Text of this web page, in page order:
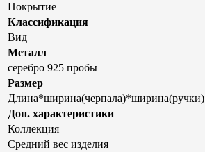
Покрытие
Классификация
Вид
Металл
серебро 925 пробы
Размер
Длина*ширина(черпала)*ширина(ручки)
Доп. характеристики
Коллекция
Средний вес изделия